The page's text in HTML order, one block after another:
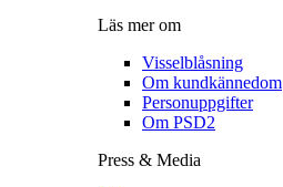
Läs mer om
Visselblåsning
Om kundkännedom
Personuppgifter
Om PSD2
Press & Media